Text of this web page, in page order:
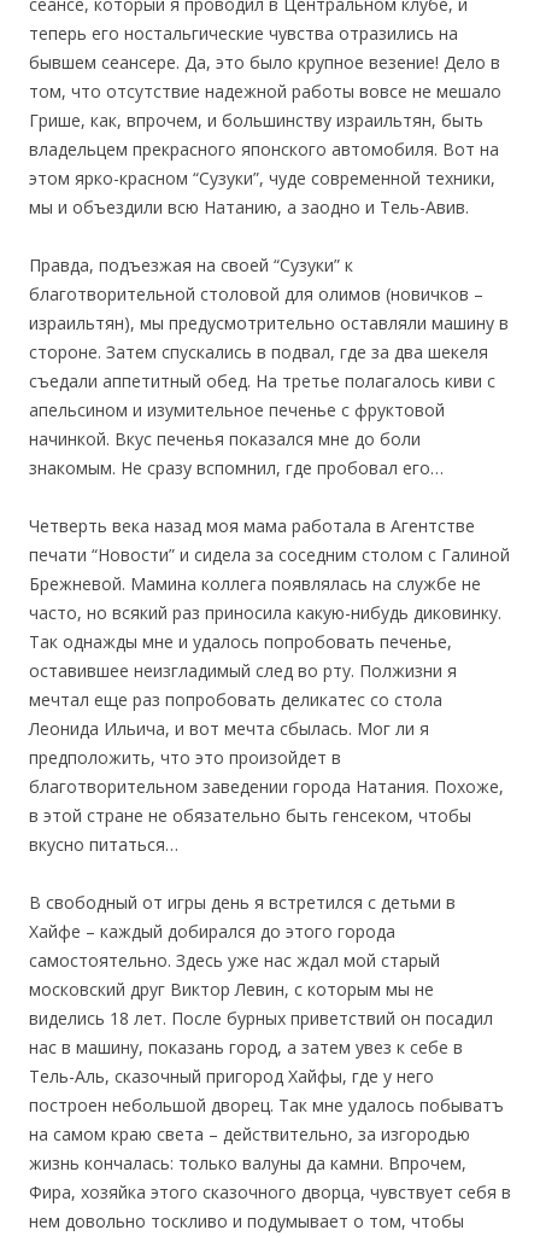
теперь его ностальгические чувства отразились на
бывшем сеансере. Да, это было крупное везение! Дело в
том, что отсутствие надежной работы вовсе не мешало
Грише, как, впрочем, и большинству израильтян, быть
владельцем прекрасного японского автомобиля. Вот на
этом ярко-красном “Сузуки”, чуде современной техники,
мы и объездили всю Натанию, а заодно и Тель-Авив.
Правда, подъезжая на своей “Сузуки” к
благотворительной столовой для олимов (новичков –
израильтян), мы предусмотрительно оставляли машину в
стороне. Затем спускались в подвал, где за два шекеля
съедали аппетитный обед. На третье полагалось киви с
апельсином и изумительное печенье с фруктовой
начинкой. Вкус печенья показался мне до боли
знакомым. Не сразу вспомнил, где пробовал его…
Четверть века назад моя мама работала в Агентстве
печати “Новости” и сидела за соседним столом с Галиной
Брежневой. Мамина коллега появлялась на службе не
часто, но всякий раз приносила какую-нибудь диковинку.
Так однажды мне и удалось попробовать печенье,
оставившее неизгладимый след во рту. Полжизни я
мечтал еще раз попробовать деликатес со стола
Леонида Ильича, и вот мечта сбылась. Мог ли я
предположить, что это произойдет в
благотворительном заведении города Натания. Похоже,
в этой стране не обязательно быть генсеком, чтобы
вкусно питаться…
В свободный от игры день я встретился с детьми в
Хайфе – каждый добирался до этого города
самостоятельно. Здесь уже нас ждал мой старый
московский друг Виктор Левин, с которым мы не
виделись 18 лет. После бурных приветствий он посадил
нас в машину, показань город, а затем увез к себе в
Тель-Аль, сказочный пригород Хайфы, где у него
построен небольшой дворец. Так мне удалось побыватъ
на самом краю света – действительно, за изгородью
жизнь кончалась: только валуны да камни. Впрочем,
Фира, хозяйка этого сказочного дворца, чувствует себя в
нем довольно тоскливо и подумывает о том, чтобы